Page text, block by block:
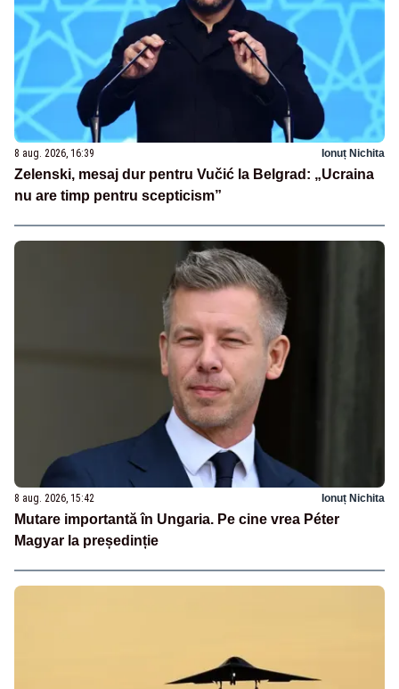
8 aug. 2026, 16:39 Ionuț Nichita
Zelenski, mesaj dur pentru Vučić la Belgrad: „Ucraina
nu are timp pentru scepticism”
8 aug. 2026, 15:42 Ionuț Nichita
Mutare importantă în Ungaria. Pe cine vrea Péter
Magyar la președinție